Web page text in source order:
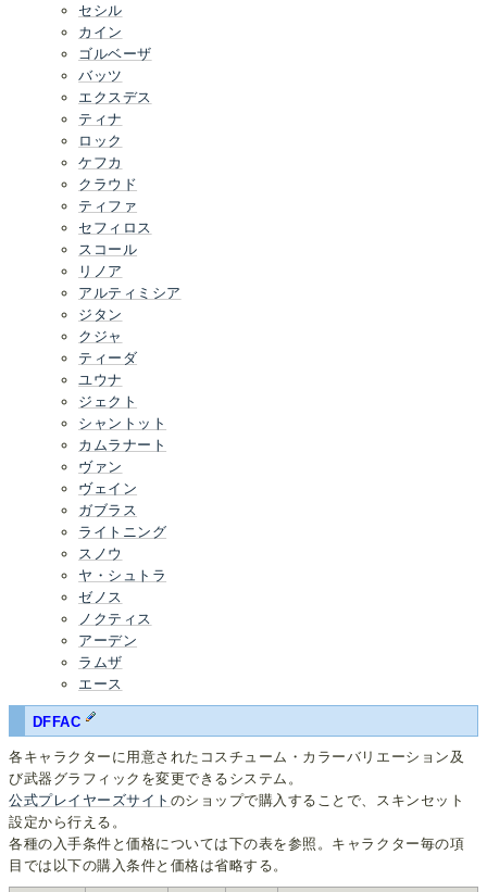
セシル
カイン
ゴルベーザ
バッツ
エクスデス
ティナ
ロック
ケフカ
クラウド
ティファ
セフィロス
スコール
リノア
アルティミシア
ジタン
クジャ
ティーダ
ユウナ
ジェクト
シャントット
カムラナート
ヴァン
ヴェイン
ガブラス
ライトニング
スノウ
ヤ・シュトラ
ゼノス
ノクティス
アーデン
ラムザ
エース
DFFAC
各キャラクターに用意されたコスチューム・カラーバリエーション及
び武器グラフィックを変更できるシステム。
公式プレイヤーズサイト のショップで購入することで、スキンセット
設定から行える。
各種の入手条件と価格については下の表を参照。キャラクター毎の項
目では以下の購入条件と価格は省略する。